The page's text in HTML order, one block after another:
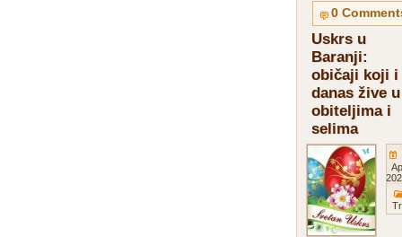
0
Uskrs u
Baranji:
običaji koji i
danas žive u
obiteljima i
selima